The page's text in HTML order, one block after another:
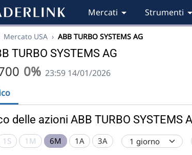
Mercati Strumenti
Mercato USA › ABB TURBO SYSTEMS AG
TURBO SYSTEMS AG
0% 23:59 14/01/2026
delle azioni ABB TURBO SYSTEMS
1S 1M 6M 1A 3A